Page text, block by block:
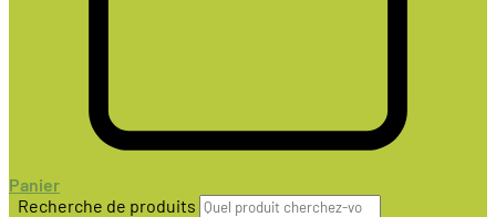
Panier
Recherche de produits